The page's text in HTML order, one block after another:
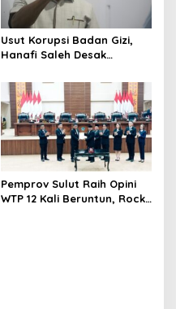
Usut Korupsi Badan Gizi,
Hanafi Saleh Desak
Tegas Tanpa Pilih Kasih
Pemprov Sulut Raih Opini
WTP 12 Kali Beruntun, Rocky